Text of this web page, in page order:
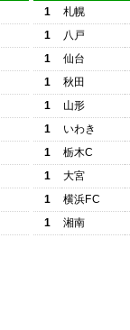
1
札幌
1
八戸
1
仙台
1
秋田
1
山形
1
いわき
1
栃木C
1
大宮
1
横浜FC
1
湘南